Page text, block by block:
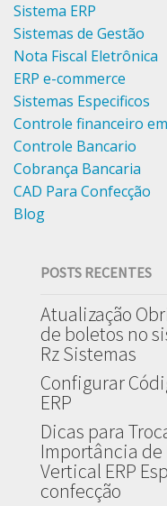
Sistema ERP
Sistemas de Gestão
Nota Fiscal Eletrônica
ERP e-commerce
Sistemas Especificos
Controle financeiro
Controle Bancario
Cobrança Bancaria
CAD Para Confecção
Blog
POSTS RECENTES
Atualização
de boletos no
Rz Sistemas
Configurar
ERP
Dicas para
Importância de
Vertical ERP
confecção